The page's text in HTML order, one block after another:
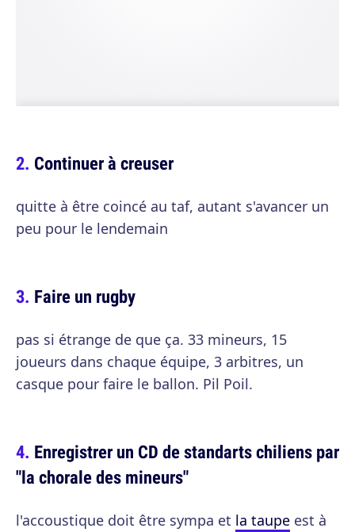
Continuer à creuser
quitte à être coincé au taf, autant s'avancer un
peu pour le lendemain
Faire un rugby
pas si étrange de que ça. 33 mineurs, 15
joueurs dans chaque équipe, 3 arbitres, un
casque pour faire le ballon. Pil Poil.
Enregistrer un CD de standarts chiliens par
"la chorale des mineurs"
l'accoustique doit être sympa et la taupe est à